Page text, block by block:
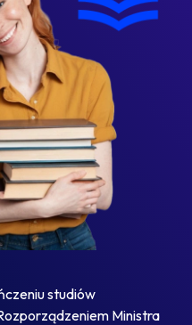
studiów
Ministra